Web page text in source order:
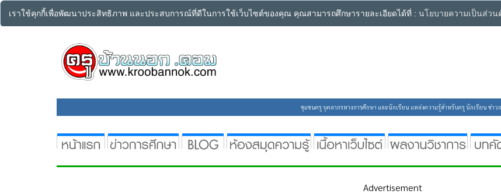
เราใช้คุกกี้เพื่อพัฒนาประสิทธิภาพ และประสบการณ์ที่ดีในการใช้เว็บไซต์ของคุณ คุณสามารถศึกษารายละเอียดได้ที่ : นโยบายความเป็นส่วน
ชุมชนครู บุคลากรทางการศึกษา และนักเรียน แหล่งความรู้สำหรับครู นักเรียน ข่า
Advertisement